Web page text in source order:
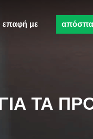
επαφή με
ΤΑ